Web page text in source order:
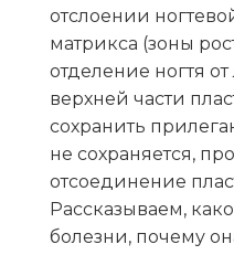
отслоении
матрикса (зоны
отделение ногтя
верхней части
сохранить
не сохраняется,
отсоединение
Рассказываем,
болезни, почему